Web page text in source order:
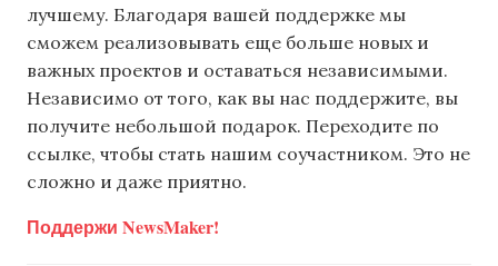
лучшему. Благодаря вашей поддержке мы
сможем реализовывать еще больше новых и
важных проектов и оставаться независимыми.
Независимо от того, как вы нас поддержите, вы
получите небольшой подарок. Переходите по
ссылке, чтобы стать нашим соучастником. Это не
сложно и даже приятно.
Поддержи NewsMaker!